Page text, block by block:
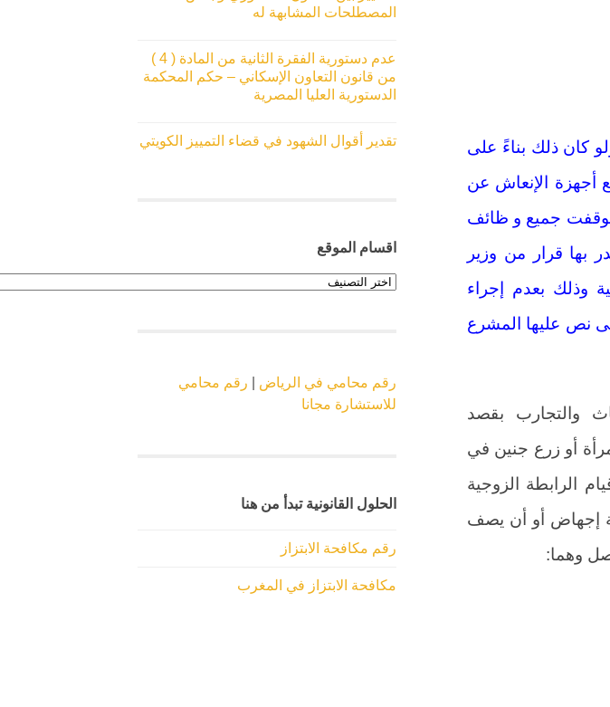
كان ذلك بناءً على
الإنعاش عن
توقفت جميع و ظائف
بها قرار من وزير
وذلك بعدم إجراء
نص عليها المشرع
والتجارب بقصد
أو زرع جنين في
الرابطة الزوجية
إجهاض أو أن يصف
وهما:
المصطلحات المشابهة له
عدم دستورية الفقرة الثانية من المادة ( 4 )
من قانون التعاون الإسكاني – حكم المحكمة
الدستورية العليا المصرية
تقدير أقوال الشهود في قضاء التمييز الكويتي
اقسام الموقع
اقسام
الموقع
رقم محامي في الرياض
رقم محامي
للاستشارة مجانا
الحلول القانونية تبدأ من هنا
رقم مكافحة الابتزاز
مكافحة الابتزاز في المغرب